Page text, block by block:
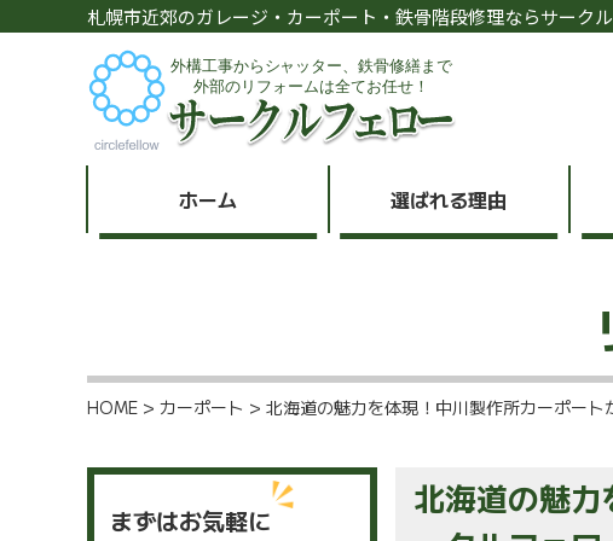
札幌市近郊のガレージ・カーポート・鉄骨階段修理ならサーク
ホーム 選ばれる理由
HOME > カーポート > 北海道の魅力を体現！中川製作所カーポー
まずはお気軽に
北海道の魅